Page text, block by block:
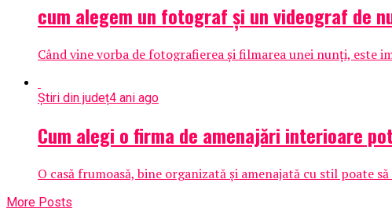
cum alegem un fotograf și un videograf de
Când vine vorba de fotografierea și filmarea unei nunți, este
Știri din județ4 ani ago
Cum alegi o firma de amenajări interioare
O casă frumoasă, bine organizată și amenajată cu stil poate
More Posts